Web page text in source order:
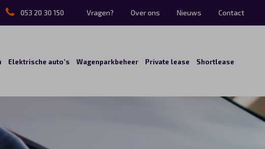
053 20 30 150 Vragen? Over ons Nieuws Contact
Elektrische auto’s Wagenparkbeheer Private lease Shortlease